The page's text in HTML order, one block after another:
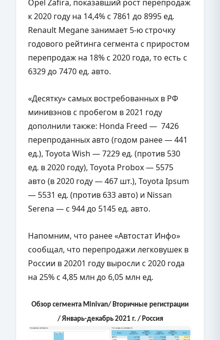
Opel Zafira, показавший рост перепродаж
к 2020 году на 14,4% с 7861 до 8995 ед.
Renault Megane занимает 5-ю строчку
годового рейтинга сегмента с приростом
перепродаж на 18% с 2020 года, то есть с
6329 до 7470 ед. авто.
«Десятку» самых востребованных в РФ
минивэнов с пробегом в 2021 году
дополнили также: Honda Freed — 7426
перепроданных авто (годом ранее — 441
ед.), Toyota Wish — 7229 ед. (против 530
ед. в 2020 году), Toyota Probox — 5575
авто (в 2020 году — 467 шт.), Toyota Ipsum
— 5531 ед. (против 633 авто) и Nissan
Serena — с 944 до 5145 ед. авто.
Напомним, что ранее «Автостат Инфо»
сообщал, что перепродажи легковушек в
России в 20201 году выросли с 2020 года
на 25% с 4,85 млн до 6,05 млн ед.
Обзор сегмента Minivan/ Вторичные регистрации
/ Январь-декабрь 2021 г. / Россия